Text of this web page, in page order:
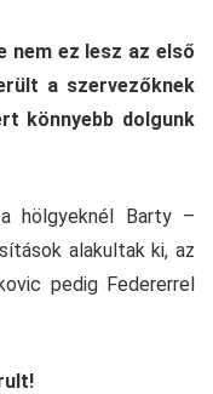
nem ez lesz az első
a szervezőknek
könnyebb dolgunk
hölgyeknél Barty –
alakultak ki, az
pedig Federerrel